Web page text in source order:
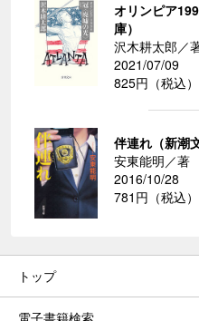
オリンピア
庫）
沢木耕太郎／
2021/07/09
825円（税込）
伴連れ（新潮
安東能明／著
2016/10/28
781円（税込）
トップ